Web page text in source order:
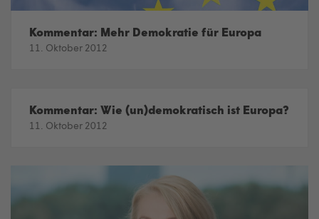
Kommentar: Mehr Demokratie für Europa
11. Oktober 2012
Kommentar: Wie (un)demokratisch ist Europa?
11. Oktober 2012